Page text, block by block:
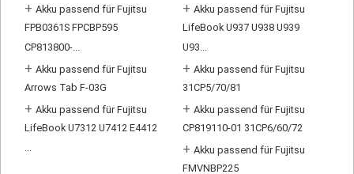
+ Akku passend für Fujitsu
FPB0361S FPCBP595
CP813800-...
+ Akku passend für Fujitsu
LifeBook U937 U938 U939
U93...
+ Akku passend für Fujitsu
Arrows Tab F-03G
+ Akku passend für Fujitsu
31CP5/70/81
+ Akku passend für Fujitsu
LifeBook U7312 U7412 E4412
...
+ Akku passend für Fujitsu
CP819110-01 31CP6/60/72
+ Akku passend für Fujitsu
FMVNBP225